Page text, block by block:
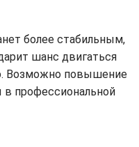
более стабильным,
шанс двигаться
Возможно повышение
профессиональной